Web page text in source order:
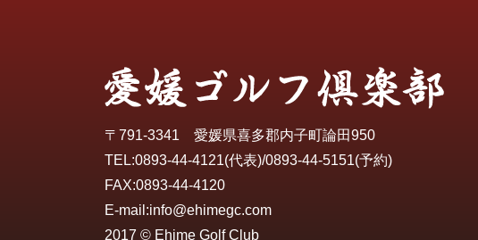
〒791-3341 愛媛県喜多郡内子町論田950
TEL:0893-44-4121(代表)/0893-44-5151(予約)
FAX:0893-44-4120
E-mail:info@ehimegc.com
2017 © Ehime Golf Club